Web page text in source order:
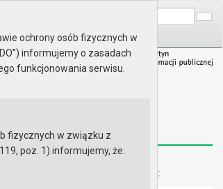
Menu dodatkowe:
ochrony osób fizycznych w
informujemy o zasadach
funkcjonowania serwisu.
fizycznych w związku z
poz. 1) informujemy, że: